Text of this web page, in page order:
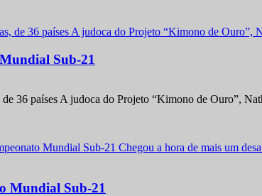
Sub-21
36 países A judoca do Projeto “Kimono de Ouro”,
Mundial Sub-21